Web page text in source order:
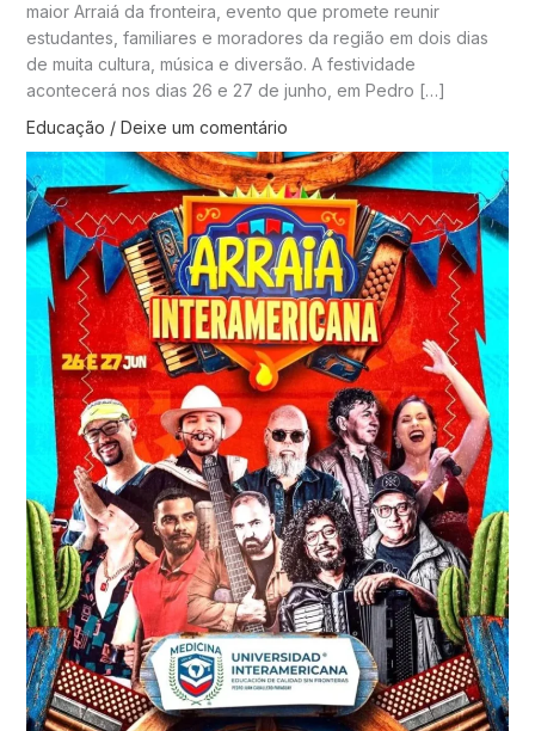
maior Arraiá da fronteira, evento que promete reunir
estudantes, familiares e moradores da região em dois dias
de muita cultura, música e diversão. A festividade
acontecerá nos dias 26 e 27 de junho, em Pedro […]
Educação / Deixe um comentário